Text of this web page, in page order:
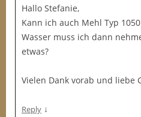
Hallo Stefanie,
Kann ich auch Mehl Typ
Wasser muss ich dann
etwas?
Vielen Dank vorab und liebe
Reply ↓